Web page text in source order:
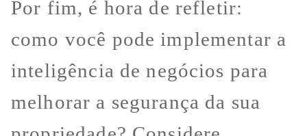
Por fim, é hora de refletir:
como você pode implementar a
inteligência de negócios para
melhorar a segurança da sua